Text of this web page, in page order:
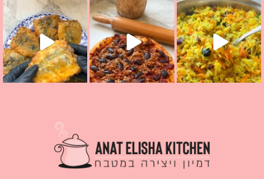
מז׳ווז׳ין או בתרגום לעברית, מחותניםמתכון ראש